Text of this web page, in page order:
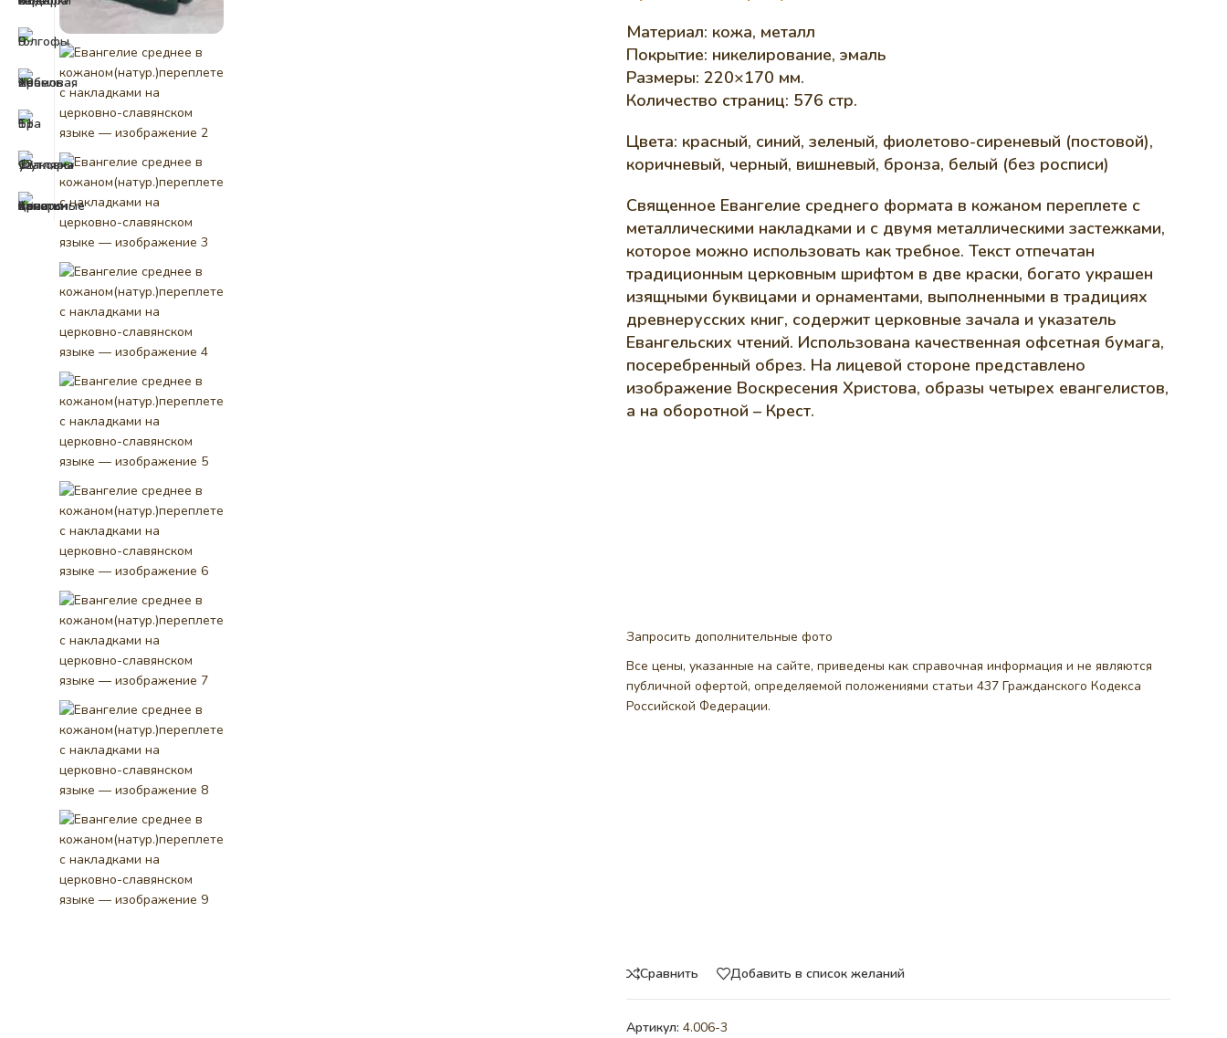
Материал: кожа, металл
Покрытие: никелирование, эмаль
Размеры: 220×170 мм.
Количество страниц: 576 стр.
Цвета: красный, синий, зеленый, фиолетово-сиреневый (постовой),
коричневый, черный, вишневый, бронза, белый (без росписи)
Священное Евангелие среднего формата в кожаном переплете с
металлическими накладками и с двумя металлическими застежками,
которое можно использовать как требное. Текст отпечатан
традиционным церковным шрифтом в две краски, богато украшен
изящными буквицами и орнаментами, выполненными в традицияx
древнерусскиx книг, содержит церковные зачала и указатель
Евангельских чтений. Использована качественная офсетная бумага,
посеребренный обрез. На лицевой стороне представлено
изображение Воскресения Христова, образы четырех евангелистов,
а на оборотной – Крест.
Запросить дополнительные фото
Все цены, указанные на сайте, приведены как справочная информация и не являются
публичной офертой, определяемой положениями статьи 437 Гражданского Кодекса
Российской Федерации.
Сравнить Добавить в список желаний
Артикул: 4.006-3